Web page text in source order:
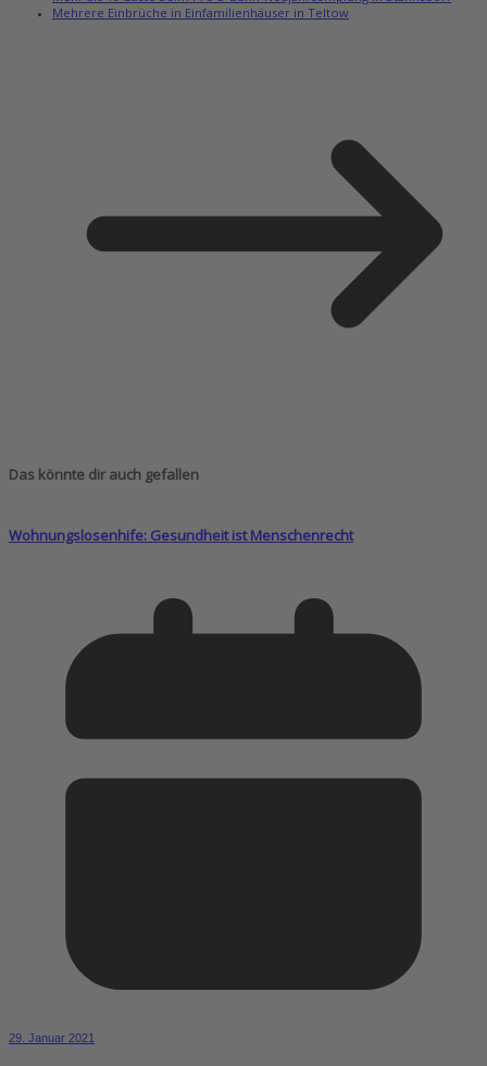
Mehrere Einbrüche in Einfamilienhäuser in Teltow
Das könnte dir auch gefallen
Wohnungslosenhife: Gesundheit ist Menschenrecht
29. Januar 2021